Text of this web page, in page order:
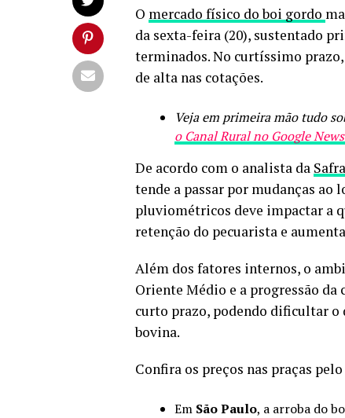
O mercado físico do boi gordo
da sexta-feira (20), sustentado
terminados. No curtíssimo
de alta nas cotações.
Veja em primeira mão tudo
o Canal Rural no Google
De acordo com o analista da
tende a passar por mudanças ao
pluviométricos deve impactar a
retenção do pecuarista e
Além dos fatores internos, o
Oriente Médio e a progressão da
curto prazo, podendo dificultar o
bovina.
Confira os preços nas praças
Em São Paulo, a arroba do